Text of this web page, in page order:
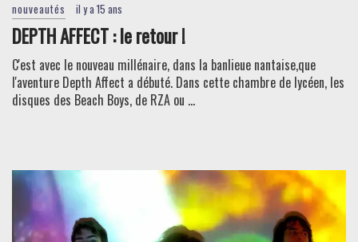
nouveautés il y a 15 ans
DEPTH AFFECT : le retour !
C'est avec le nouveau millénaire, dans la banlieue nantaise,que
l'aventure Depth Affect a débuté. Dans cette chambre de lycéen, les
disques des Beach Boys, de RZA ou ...